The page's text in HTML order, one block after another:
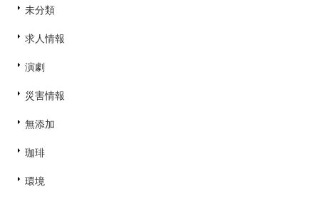
未分類
求人情報
演劇
災害情報
無添加
珈琲
環境